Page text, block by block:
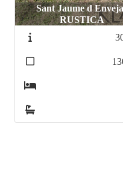
Sant Jaume d
RUSTICA